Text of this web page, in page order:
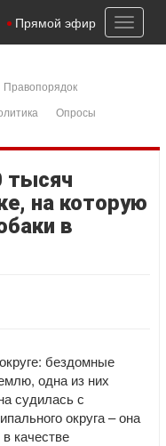
Toggle
Прямой эфир
Правопорядок
Опросы
тысяч
на которую
в
бездомные
одна из них
судилась с
округа – она
качестве